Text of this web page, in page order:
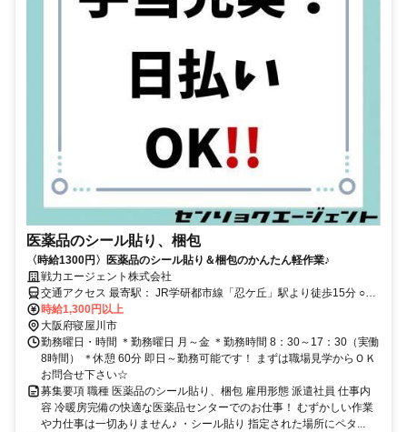
医薬品のシール貼り、梱包
〈時給1300円〉医薬品のシール貼り＆梱包のかんたん軽作業♪
戦力エージェント株式会社
交通アクセス 最寄駅： JR学研都市線「忍ケ丘」駅より徒歩15分 ○バ
イク・自転車通勤OK○
時給1,300円以上
大阪府寝屋川市
勤務曜日・時間 ＊勤務曜日 月～金 ＊勤務時間 8：30～17：30（実働
8時間） ＊休憩 60分 即日～勤務可能です！ まずは職場見学からＯＫ
お問合せ下さい☆
募集要項 職種 医薬品のシール貼り、梱包 雇用形態 派遣社員 仕事内
容 冷暖房完備の快適な医薬品センターでのお仕事！ むずかしい作業
や力仕事は一切ありません♪ ・シール貼り 指定された場所にペタ...